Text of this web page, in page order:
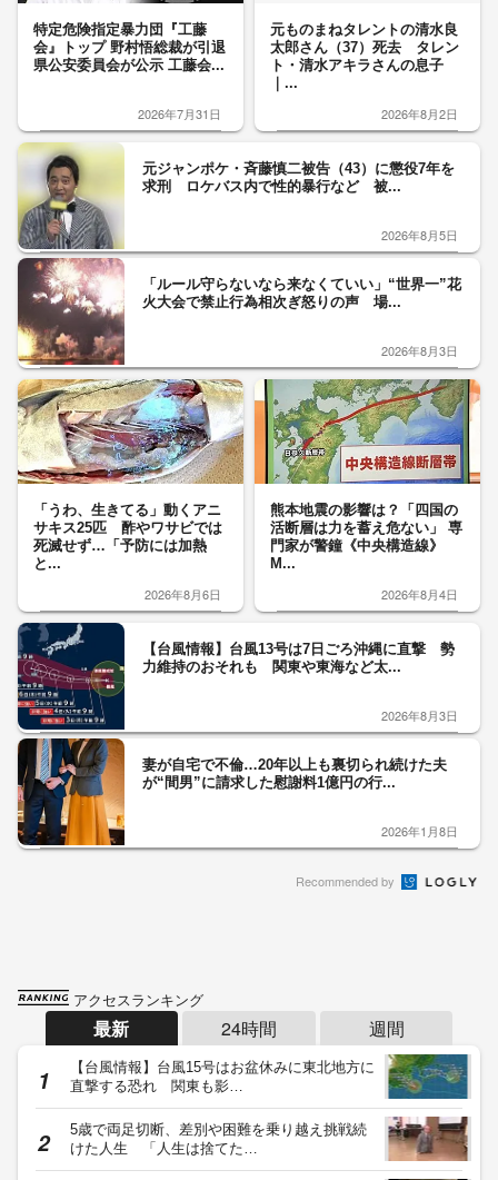
特定危険指定暴力団『工藤
会』トップ 野村悟総裁が引退
県公安委員会が公示 工藤会...
2026年7月31日
元ものまねタレントの清水良
太郎さん（37）死去 タレン
ト・清水アキラさんの息子
｜...
2026年8月2日
元ジャンポケ・斉藤慎二被告（43）に懲役7年を
求刑 ロケバス内で性的暴行など 被...
2026年8月5日
「ルール守らないなら来なくていい」“世界一”花
火大会で禁止行為相次ぎ怒りの声 場...
2026年8月3日
「うわ、生きてる」動くアニ
サキス25匹 酢やワサビでは
死滅せず…「予防には加熱
と...
2026年8月6日
熊本地震の影響は？「四国の
活断層は力を蓄え危ない」 専
門家が警鐘《中央構造線》
M...
2026年8月4日
【台風情報】台風13号は7日ごろ沖縄に直撃 勢
力維持のおそれも 関東や東海など太...
2026年8月3日
妻が自宅で不倫…20年以上も裏切られ続けた夫
が“間男”に請求した慰謝料1億円の行...
2026年1月8日
Recommended by
アクセスランキング
最新 24時間 週間
【台風情報】台風15号はお盆休みに東北地方に
直撃する恐れ 関東も影…
5歳で両足切断、差別や困難を乗り越え挑戦続
けた人生 「人生は捨てた…